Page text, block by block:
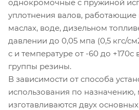
однокромочные с пружиной
уплотнения валов,
маслах, воде, дизельном
давлении до 0,05 мпа (0,5 кгс/
с и температуре от -60 до +170с
группы резины.
В зависимости от способа
использования по
изготавливаются двух